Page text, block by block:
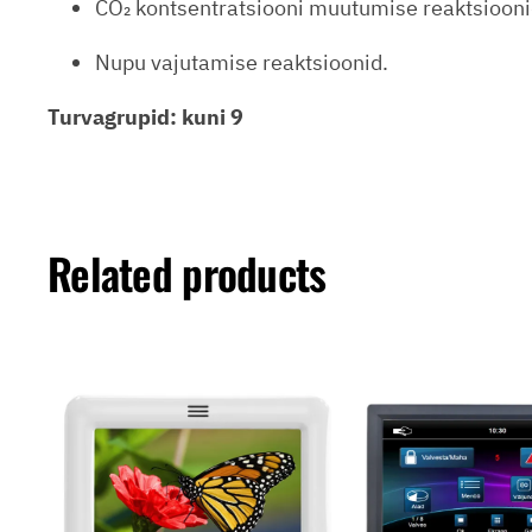
CO₂ kontsentratsiooni muutumise
Nupu vajutamise reaktsioonid.
Turvagrupid: kuni 9
Related products